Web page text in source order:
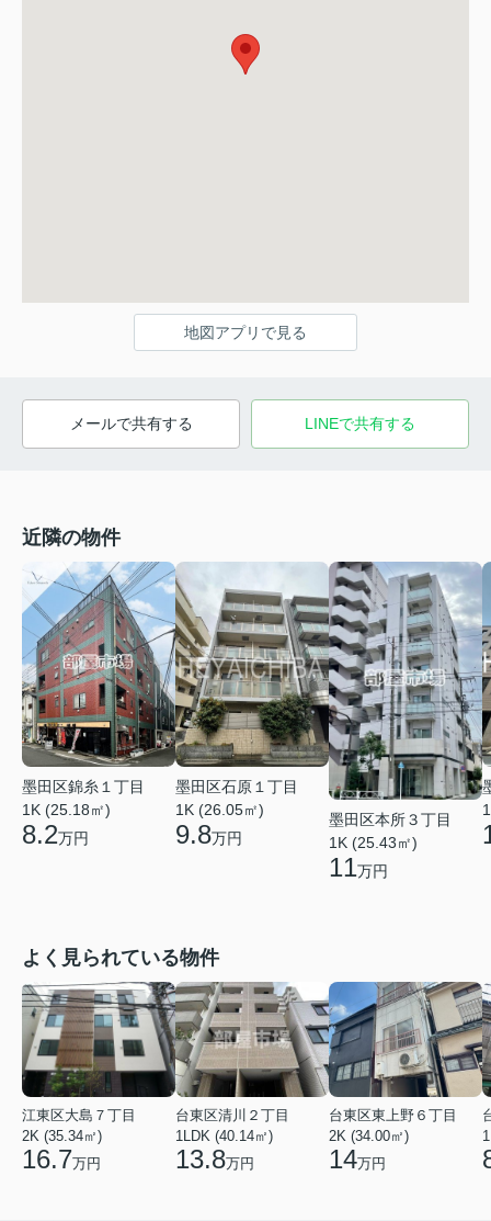
地図アプリで見る
メールで共有する LINEで共有する
近隣の物件
墨田区錦糸１丁目
1K (25.18㎡)
8.2万円
墨田区石原１丁目
1K (26.05㎡)
9.8万円
墨田区本所３丁目
1K (25.43㎡)
11万円
よく見られている物件
江東区大島７丁目
2K (35.34㎡)
16.7万円
台東区清川２丁目
1LDK (40.14㎡)
13.8万円
台東区東上野６丁目
2K (34.00㎡)
14万円